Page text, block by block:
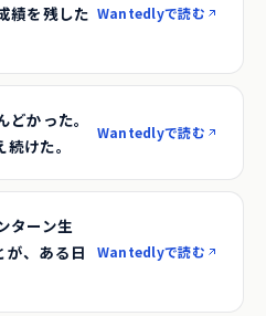
績を残した Wantedlyで読む
かった。
けた。
Wantedlyで読む
ターン生
が、ある日
Wantedlyで読む